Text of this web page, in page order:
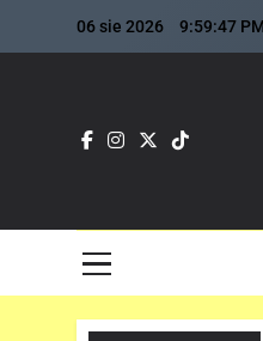
06 sie 2026 9:59:48 PM